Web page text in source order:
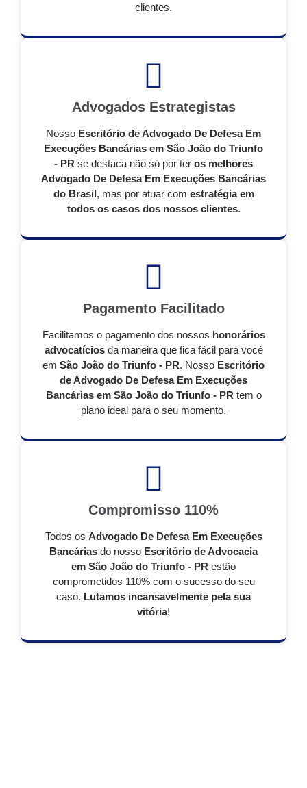
clientes.
Advogados Estrategistas
Nosso Escritório de Advogado De Defesa Em
Execuções Bancárias em São João do Triunfo
- PR se destaca não só por ter os melhores
Advogado De Defesa Em Execuções Bancárias
do Brasil, mas por atuar com estratégia em
todos os casos dos nossos clientes.
Pagamento Facilitado
Facilitamos o pagamento dos nossos honorários
advocatíciosda maneira que fica fácil para você
em São João do Triunfo - PR. Nosso Escritório
de Advogado De Defesa Em Execuções
Bancárias em São João do Triunfo - PR tem o
plano ideal para o seu momento.
Compromisso 110%
Todos os Advogado De Defesa Em Execuções
Bancárias do nosso Escritório de Advocacia
em São João do Triunfo - PR estão
comprometidos 110% com o sucesso do seu
caso. Lutamos incansavelmente pela sua
vitória!